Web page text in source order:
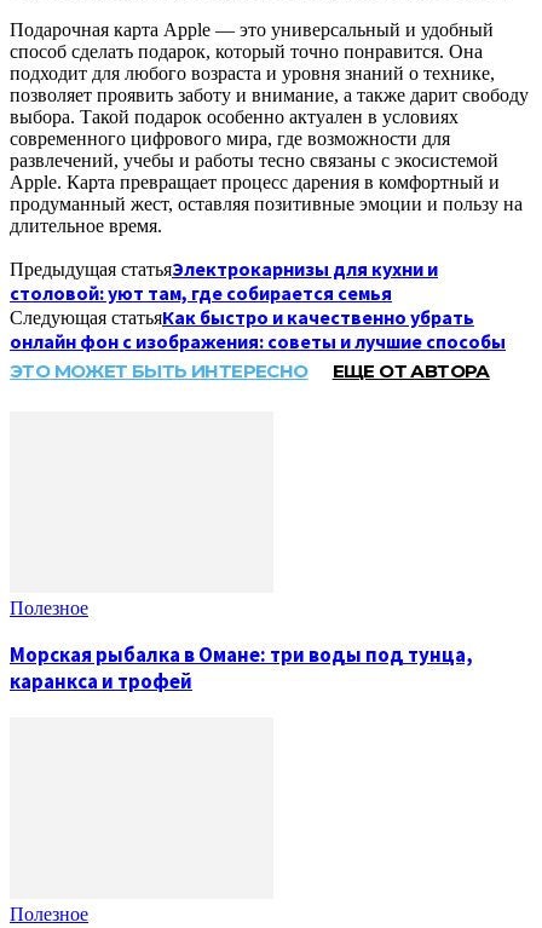
Подарочная карта Apple — это универсальный и удобный
способ сделать подарок, который точно понравится. Она
подходит для любого возраста и уровня знаний о технике,
позволяет проявить заботу и внимание, а также дарит свободу
выбора. Такой подарок особенно актуален в условиях
современного цифрового мира, где возможности для
развлечений, учебы и работы тесно связаны с экосистемой
Apple. Карта превращает процесс дарения в комфортный и
продуманный жест, оставляя позитивные эмоции и пользу на
длительное время.
Предыдущая статьяЭлектрокарнизы для кухни и
столовой: уют там, где собирается семья
Следующая статьяКак быстро и качественно убрать
онлайн фон с изображения: советы и лучшие способы
ЭТО МОЖЕТ БЫТЬ ИНТЕРЕСНО ЕЩЕ ОТ АВТОРА
Полезное
Морская рыбалка в Омане: три воды под тунца,
каранкса и трофей
Полезное